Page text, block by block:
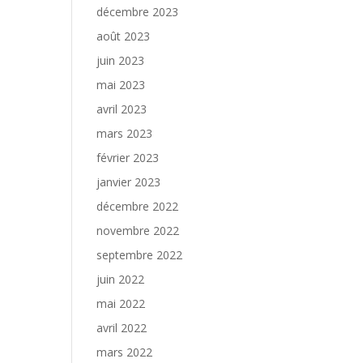
décembre 2023
août 2023
juin 2023
mai 2023
avril 2023
mars 2023
février 2023
janvier 2023
décembre 2022
novembre 2022
septembre 2022
juin 2022
mai 2022
avril 2022
mars 2022